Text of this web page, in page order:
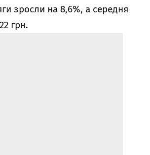
зросли на 8,6%, а середня
грн.